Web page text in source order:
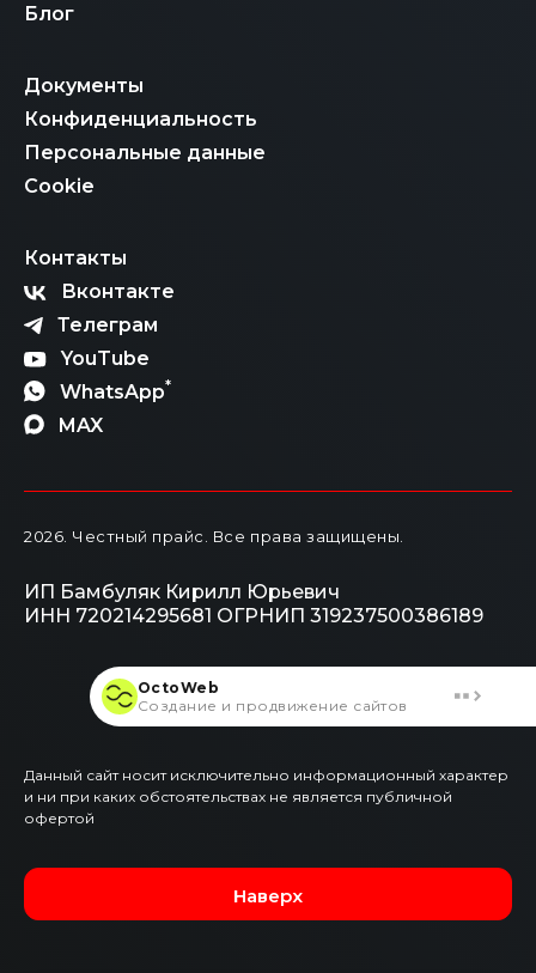
Блог
Документы
Конфиденциальность
Персональные данные
Cookie
Контакты
Вконтакте
Телеграм
YouTube
WhatsApp*
MAX
2026 . Честный прайс. Все права защищены.
ИП Бамбуляк Кирилл Юрьевич
ИНН 720214295681 ОГРНИП 319237500386189
Данный сайт носит исключительно информационный характер
и ни при каких обстоятельствах не является публичной
офертой
Наверх
OctoWeb
Создание и продвижение сайтов